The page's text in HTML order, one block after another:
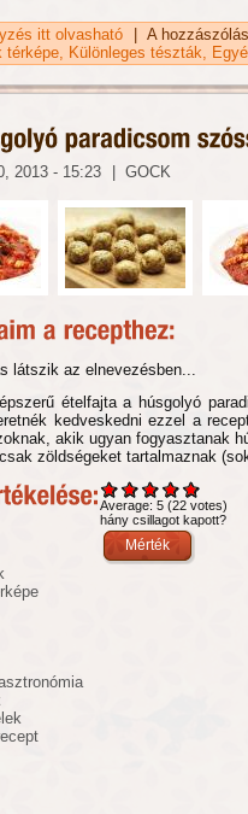
itt olvasható Cannolicchi
A
térképe
Különleges tészták
2013 - 15:23 GOCK
látszik az elnevezésben...
ételfajta a húsgolyó
kedveskedni ezzel a
akik ugyan fogyasztanak
zöldségeket tartalmaznak
Average: 5 (22 votes)
hány csillagot kapott?